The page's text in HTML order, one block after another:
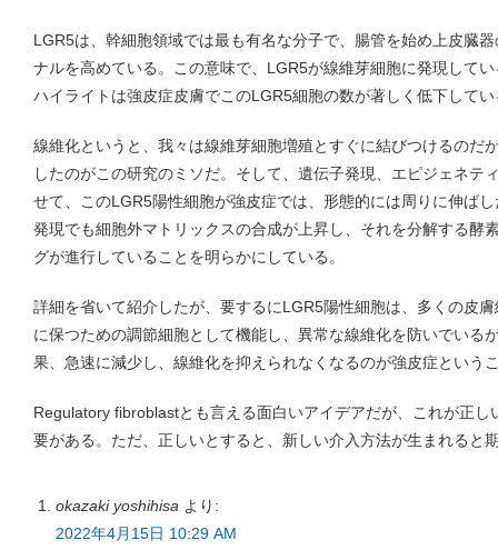
LGR5は、幹細胞領域では最も有名な分子で、腸管を始め上皮臓
ナルを高めている。この意味で、LGR5が線維芽細胞に発現して
ハイライトは強皮症皮膚でこのLGR5細胞の数が著しく低下して
線維化というと、我々は線維芽細胞増殖とすぐに結びつけるのだ
したのがこの研究のミソだ。そして、遺伝子発現、エピジェネテ
せて、このLGR5陽性細胞が強皮症では、形態的には周りに伸ば
発現でも細胞外マトリックスの合成が上昇し、それを分解する酵
グが進行していることを明らかにしている。
詳細を省いて紹介したが、要するにLGR5陽性細胞は、多くの皮
に保つための調節細胞として機能し、異常な線維化を防いでいる
果、急速に減少し、線維化を抑えられなくなるのが強皮症という
Regulatory fibroblastとも言える面白いアイデアだが、これが正
要がある。ただ、正しいとすると、新しい介入方法が生まれると
okazaki yoshihisa より:
2022年4月15日 10:29 AM